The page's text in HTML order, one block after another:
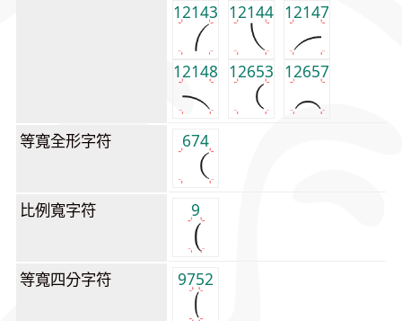
12143 12144 12147
12148 12653 12657
等寬全形字符 674
比例寬字符 9
等寬四分字符 9752